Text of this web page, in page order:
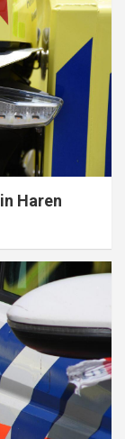
Haren